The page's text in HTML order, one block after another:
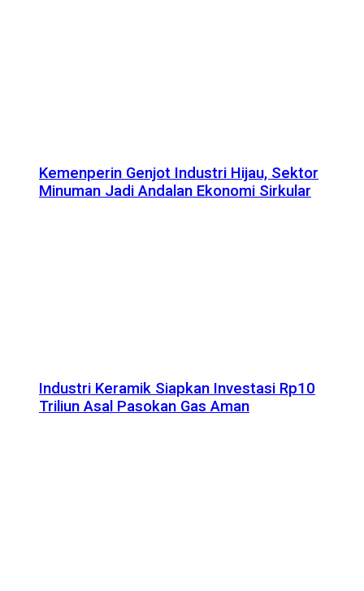
Kemenperin Genjot Industri Hijau, Sektor
Minuman Jadi Andalan Ekonomi Sirkular
Industri Keramik Siapkan Investasi Rp10
Triliun Asal Pasokan Gas Aman